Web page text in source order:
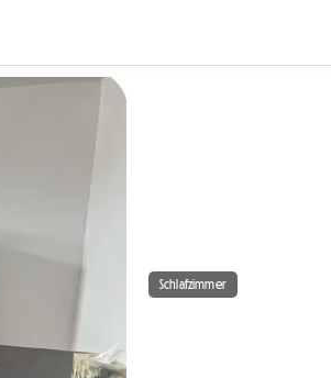
Schlafzimmer